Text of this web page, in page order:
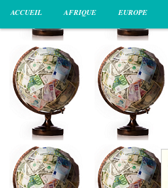
ACCUEIL AFRIQUE EUROPE